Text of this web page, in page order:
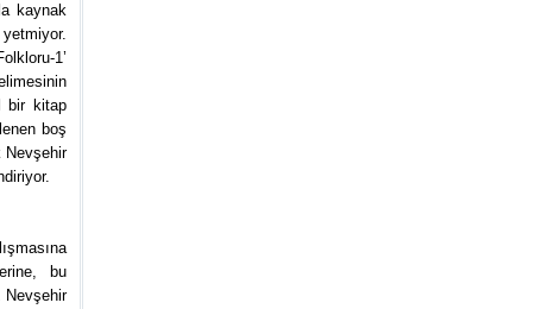
kaynak
1’
bir kitap
boş
Nevşehir
bu
Nevşehir